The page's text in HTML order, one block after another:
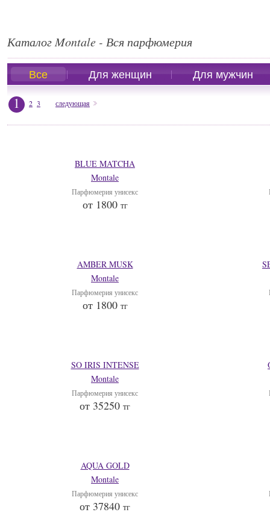
Каталог Montale - Вся парфюмерия
Все Для женщин Для мужчин
1 2 3 следующая
BLUE MATCHA
Montale
Парфюмерия унисекс
от 1800 тг
AMBER MUSK
Montale
Парфюмерия унисекс
от 1800 тг
SO IRIS INTENSE
Montale
Парфюмерия унисекс
от 35250 тг
AQUA GOLD
Montale
Парфюмерия унисекс
от 37840 тг